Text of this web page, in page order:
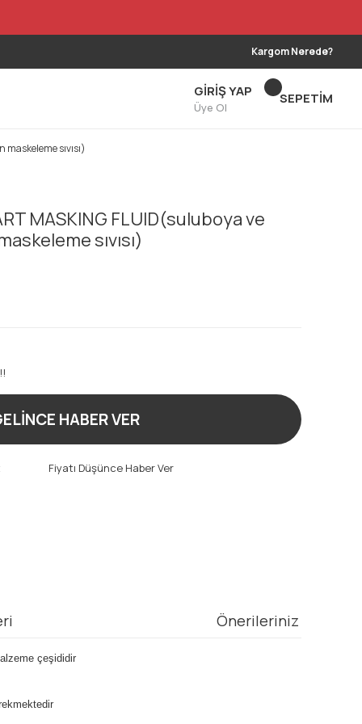
Kargom Nerede?
GİRİŞ YAP
Üye Ol
SEPETİM
sıvısı)
MASKING FLUID(suluboya ve
sıvısı)
HABER VER
Fiyatı Düşünce Haber Ver
Önerileriniz
çeşididir